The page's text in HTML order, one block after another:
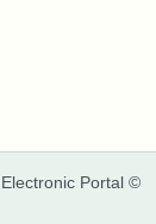
Portal ©